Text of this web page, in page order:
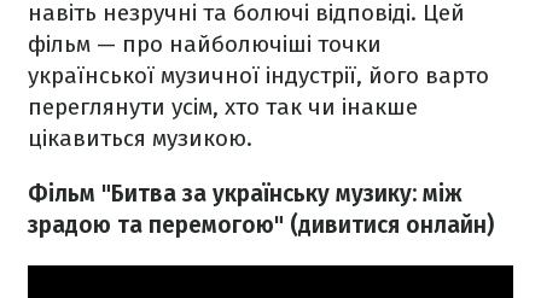
навіть незручні та болючі відповіді. Цей
фільм — про найболючіші точки
української музичної індустрії, його варто
переглянути усім, хто так чи інакше
цікавиться музикою.
Фільм "Битва за українську музику: між
зрадою та перемогою" (дивитися онлайн)